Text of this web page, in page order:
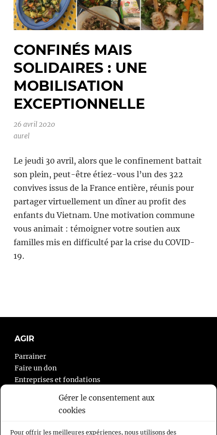
Gérer le consentement aux
cookies
Pour offrir les meilleures expériences, nous utilisons des
CONFINÉS MAIS
SOLIDAIRES : UNE
MOBILISATION
EXCEPTIONNELLE
26 avril 2020
aurel
Le jeudi 30 avril, alors que le confinement battait
son plein, peut-être étiez-vous l’un des 322
convives issus de la France entière, réunis pour
partager virtuellement un dîner au profit des
enfants du Vietnam. Une motivation commune
vous animait : témoigner votre soutien aux
familles mis en difficulté par la crise du COVID-
19.
AGIR
Parrainer
Faire un don
Entreprises et fondations